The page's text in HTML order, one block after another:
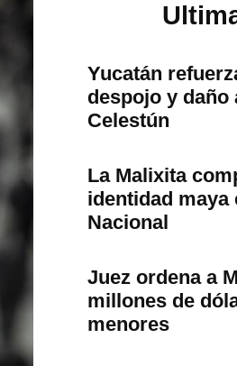
Yucatán
despojo y daño
Celestún
La Malixita
identidad maya
Nacional
Juez ordena a
millones de
menores